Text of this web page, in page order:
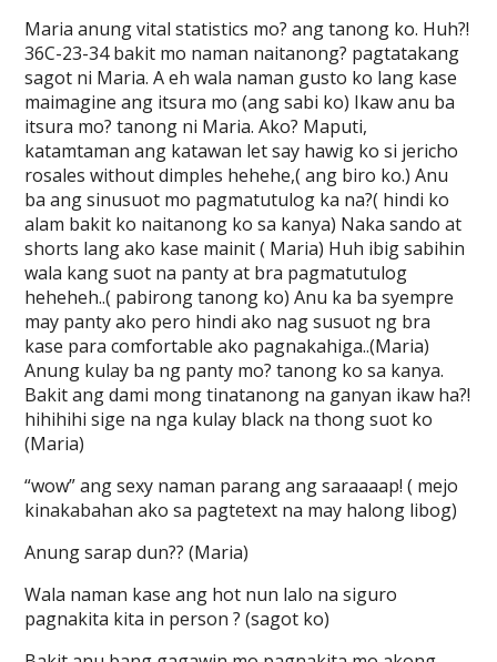
Maria anung vital statistics mo? ang tanong ko. Huh?!
36C-23-34 bakit mo naman naitanong? pagtatakang
sagot ni Maria. A eh wala naman gusto ko lang kase
maimagine ang itsura mo (ang sabi ko) Ikaw anu ba
itsura mo? tanong ni Maria. Ako? Maputi,
katamtaman ang katawan let say hawig ko si jericho
rosales without dimples hehehe,( ang biro ko.) Anu
ba ang sinusuot mo pagmatutulog ka na?( hindi ko
alam bakit ko naitanong ko sa kanya) Naka sando at
shorts lang ako kase mainit ( Maria) Huh ibig sabihin
wala kang suot na panty at bra pagmatutulog
heheheh..( pabirong tanong ko) Anu ka ba syempre
may panty ako pero hindi ako nag susuot ng bra
kase para comfortable ako pagnakahiga..(Maria)
Anung kulay ba ng panty mo? tanong ko sa kanya.
Bakit ang dami mong tinatanong na ganyan ikaw ha?!
hihihihi sige na nga kulay black na thong suot ko
(Maria)
“wow” ang sexy naman parang ang saraaaap! ( mejo
kinakabahan ako sa pagtetext na may halong libog)
Anung sarap dun?? (Maria)
Wala naman kase ang hot nun lalo na siguro
pagnakita kita in person ? (sagot ko)